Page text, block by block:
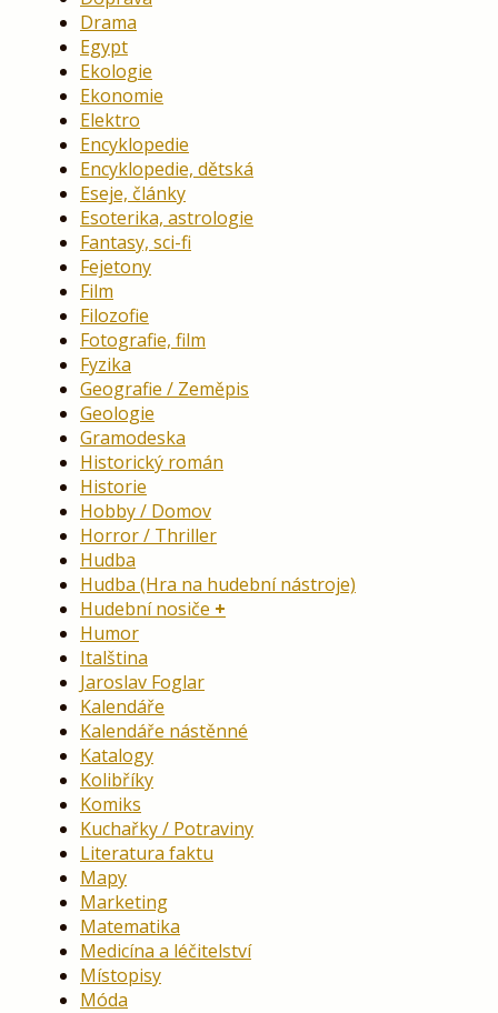
Drama
Egypt
Ekologie
Ekonomie
Elektro
Encyklopedie
Encyklopedie, dětská
Eseje, články
Esoterika, astrologie
Fantasy, sci-fi
Fejetony
Film
Filozofie
Fotografie, film
Fyzika
Geografie / Zeměpis
Geologie
Gramodeska
Historický román
Historie
Hobby / Domov
Horror / Thriller
Hudba
Hudba (Hra na hudební nástroje)
Hudební nosiče
Humor
Italština
Jaroslav Foglar
Kalendáře
Kalendáře nástěnné
Katalogy
Kolibříky
Komiks
Kuchařky / Potraviny
Literatura faktu
Mapy
Marketing
Matematika
Medicína a léčitelství
Místopisy
Móda